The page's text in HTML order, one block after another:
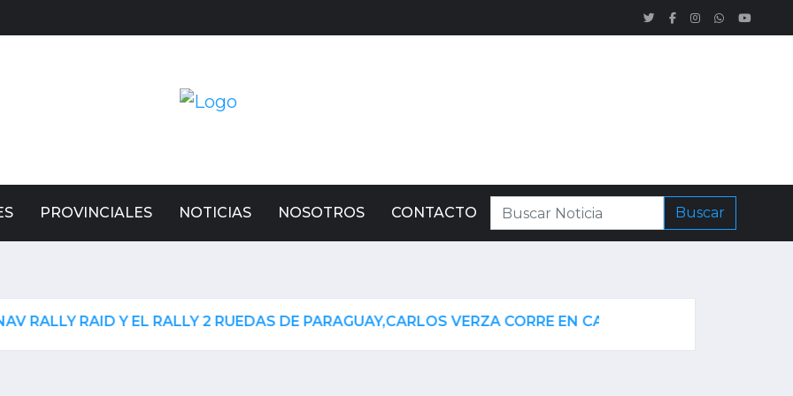
PROVINCIALES NOTICIAS NOSOTROS CONTACTO Buscar
RAID Y EL RALLY 2 RUEDAS DE PARAGUAY,CARLOS VERZA CORRE EN CAMIONETA.